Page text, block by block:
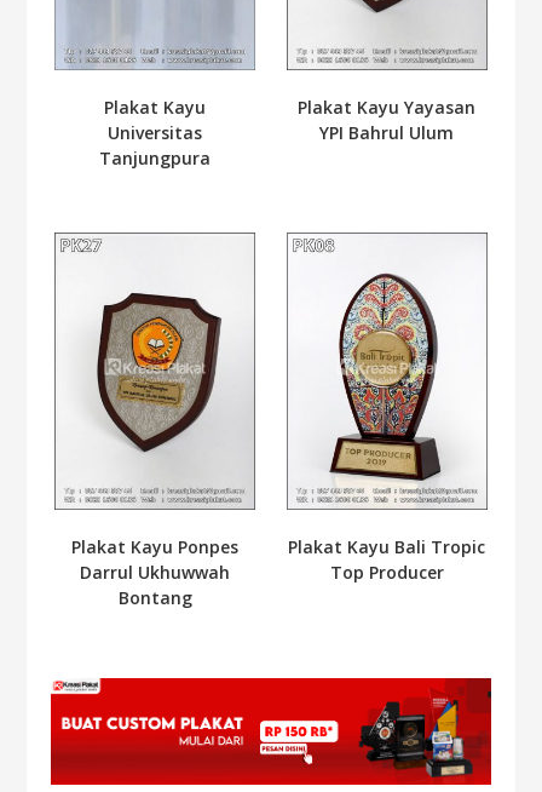
Plakat Kayu
Universitas
Tanjungpura
Plakat Kayu Yayasan
YPI Bahrul Ulum
Plakat Kayu Ponpes
Darrul Ukhuwwah
Bontang
Plakat Kayu Bali Tropic
Top Producer